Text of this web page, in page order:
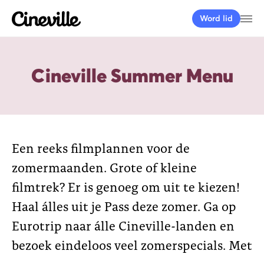
Cineville Logo
Word lid
Cineville Summer Menu
Een reeks filmplannen voor de
zomermaanden. Grote of kleine
filmtrek? Er is genoeg om uit te kiezen!
Haal álles uit je Pass deze zomer. Ga op
Eurotrip naar álle Cineville-landen en
bezoek eindeloos veel zomerspecials. Met